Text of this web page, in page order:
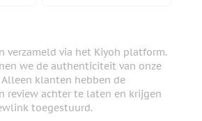
verzameld via het Kiyoh platform.
we de authenticiteit van onze
Alleen klanten hebben de
review achter te laten en krijgen
toegestuurd.